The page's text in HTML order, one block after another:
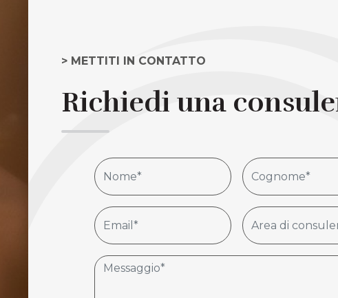
> METTITI IN CONTATTO
Richiedi una